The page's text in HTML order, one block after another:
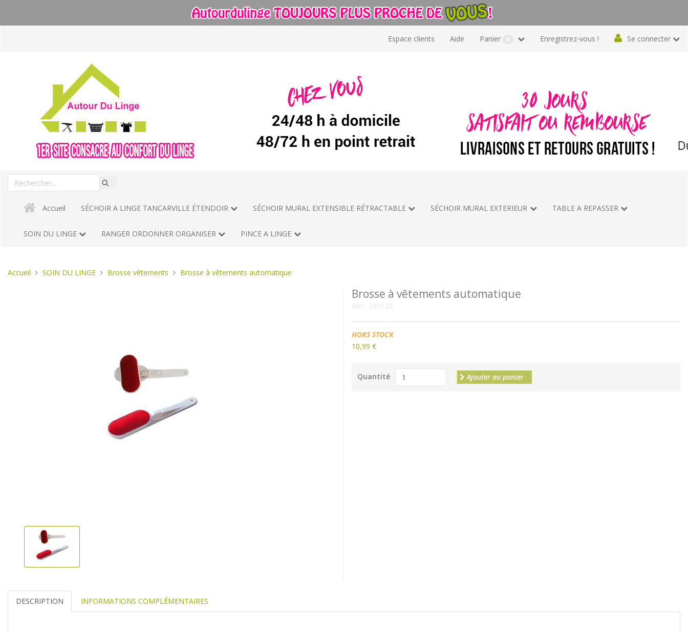
contenu
Enregistrez-vous !
Se connecter
Panier 0
Espace clients Aide
Rechercher
un
Accueil SÉCHOIR A LINGE TANCARVILLE ÉTENDOIR SÉCHOIR MURAL EXTENSIBLE RÉTRACTABLE SÉCHOIR MURAL EXTERIEUR TABLE A REPASSER
SOIN DU LINGE RANGER ORDONNER ORGANISER PINCE A LINGE
Vous
Accueil SOIN DU LINGE Brosse vêtements Brosse à vêtements automatique
Brosse à vêtements automatique
Réf.: 100120
Disponibilité:
HORS STOCK
10,99 €
Quantité Ajouter au panier
DESCRIPTION INFORMATIONS COMPLÉMENTAIRES